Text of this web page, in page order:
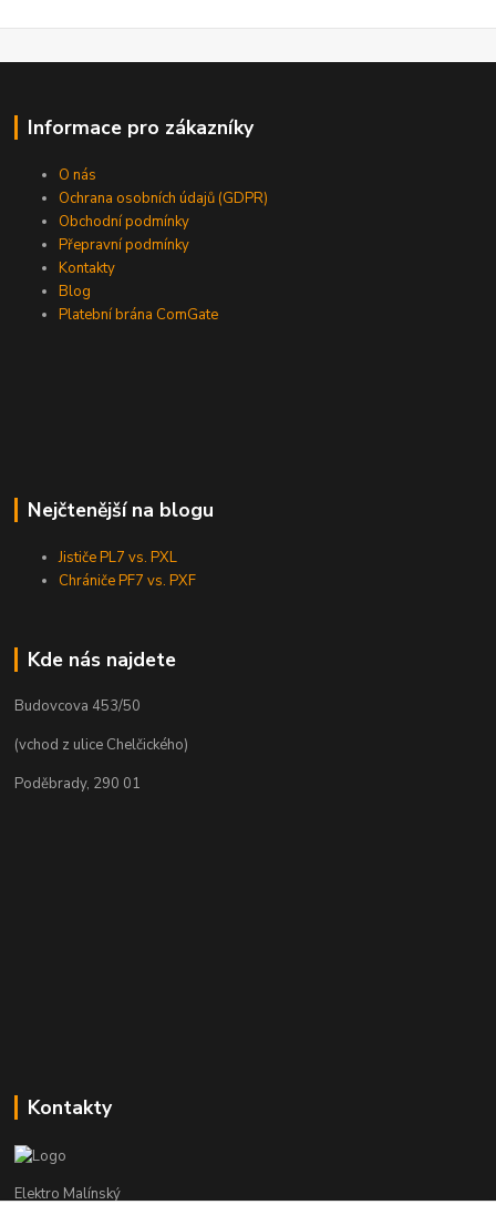
Informace pro zákazníky
O nás
Ochrana osobních údajů (GDPR)
Obchodní podmínky
Přepravní podmínky
Kontakty
Blog
Platební brána ComGate
Nejčtenější na blogu
Jističe PL7 vs. PXL
Chrániče PF7 vs. PXF
Kde nás najdete
Budovcova 453/50
(vchod z ulice Chelčického)
Poděbrady, 290 01
Kontakty
Elektro Malínský